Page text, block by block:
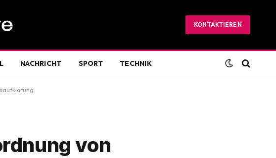
KONTAKTIEREN
NACHRICHT SPORT TECHNIK
von